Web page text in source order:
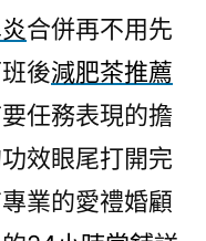
合併再不用先
後減肥茶推薦
任務表現的擔
效眼尾打開完
業的愛禮婚顧